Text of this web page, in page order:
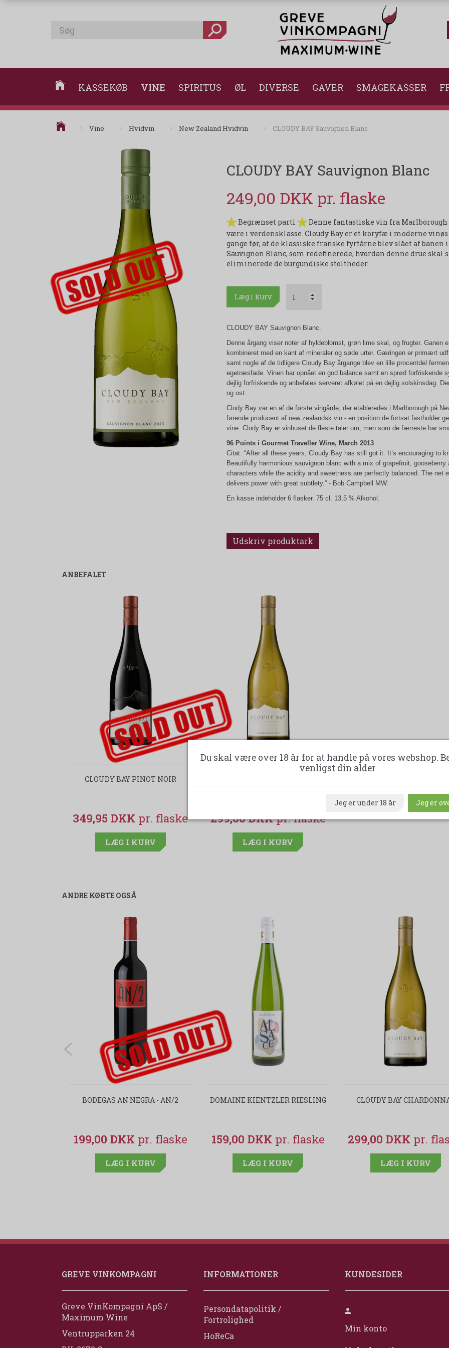
KASSEKØB VINE SPIRITUS ØL DIVERSE GAVER SMAGEKASSER
Vine Hvidvin New Zealand Hvidvin CLOUDY BAY Sauvignon Blanc
CLOUDY BAY Sauvignon Blanc
249,00 DKK
Begrænset parti
Denne fantastiske vin fra Marlborough
være i verdensklasse. Cloudy Bay er et koryfæ i moderne
gange før, at de klassiske franske fyrtårne blev slået af banen
Sauvignon Blanc, som redefinerede, hvordan denne drue skal
eliminerede de burgundiske stoltheder.
Læg i kurv
CLOUDY BAY Sauvignon Blanc.
Denne årgang viser noter af hyldeblomst, grøn lime skal, og frugter. Ganen
kombineret med en kant af mineraler og søde urter. Gæringen er primært
samt nogle af de tidligere Cloudy Bay årgange blev en lille procentdel
egetræsfade. Vinen har opnået en god balance samt en sprød
dejlig forfriskende og anbefales serveret afkølet på en dejlig solskinsdag.
og ost.
Clody Bay var en af de første vingårde, der etableredes i Marlborough på
førende producent af new zealandsk vin - en position de fortsat fastholder
vine. Clody Bay er vinhuset de fleste taler om, men som de færreste har
96 Points i Gourmet Traveller Wine, March 2013
Citat: “After all these years, Cloudy Bay has still got it. It’s encouraging to
Beautifully harmonious sauvignon blanc with a mix of grapefruit,
characters while the acidity and sweetness are perfectly balanced. The net
delivers power with great subtlety.” - Bob Campbell MW.
En kasse indeholder 6 flasker. 75 cl. 13,5 % Alkohol.
Udskriv produktark
ANBEFALET
udsolgt-label
CLOUDY BAY PINOT NOIR
349,95 DKK
LÆG I KURV
299,00 DKK
LÆG I KURV
ANDRE KØBTE OGSÅ
udsolgt-label
BODEGAS AN NEGRA - AN/2
199,00 DKK
LÆG I KURV
DOMAINE KIENTZLER RIESLING
159,00 DKK
LÆG I KURV
CLOUDY BAY
299,00 DKK
LÆG I KURV
GREVE VINKOMPAGNI
Greve VinKompagni ApS /
Maximum Wine
Ventrupparken 24
INFORMATIONER
Persondatapolitik /
Fortrolighed
HoReCa
KUNDESIDER
Min konto
Du skal være over 18 år for at handle på vores webshop.
venligst din alder
Jeg er under 18 år Jeg er